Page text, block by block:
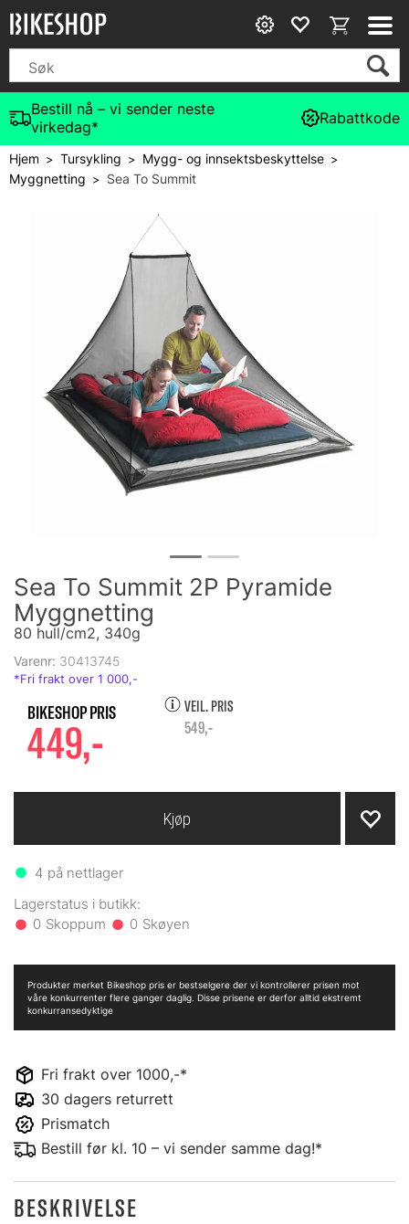
Bestill nå – vi sender neste
virkedag*
Rabattkode
Hjem>Tursykling > Mygg- og innsektsbeskyttelse>
Myggnetting > Sea To Summit
Sea To Summit 2P Pyramide
Myggnetting
80 hull/cm2, 340g
Varenr: 30413745
449,-
VEIL. PRIS
549,-
4 på nettlager
0 0
Kjøp
Fri frakt over 1000,-*
30 dagers returrett
Prismatch
Bestill før kl. 10 – vi sender samme dag!*
Produkter merket Bikeshop pris er bestselgere der vi kontrollerer prisen mot
våre konkurrenter flere ganger daglig. Disse prisene er derfor alltid ekstremt
konkurransedyktige
BESKRIVELSE